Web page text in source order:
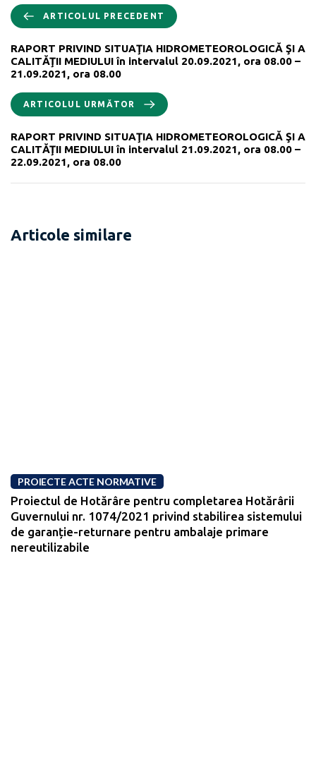
ARTICOLUL PRECEDENT
RAPORT PRIVIND SITUAŢIA HIDROMETEOROLOGICĂ ŞI A
CALITĂŢII MEDIULUI în intervalul 20.09.2021, ora 08.00 –
21.09.2021, ora 08.00
ARTICOLUL URMĂTOR
RAPORT PRIVIND SITUAŢIA HIDROMETEOROLOGICĂ ŞI A
CALITĂŢII MEDIULUI în intervalul 21.09.2021, ora 08.00 –
22.09.2021, ora 08.00
Articole similare
PROIECTE ACTE NORMATIVE
Proiectul de Hotărâre pentru completarea Hotărârii
Guvernului nr. 1074/2021 privind stabilirea sistemului
de garanție-returnare pentru ambalaje primare
nereutilizabile